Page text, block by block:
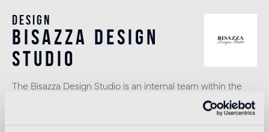
Design
bisazza design
studio
The Bisazza Design Studio is an internal team within the
stylistic identity of the brand. In addition to supporting the